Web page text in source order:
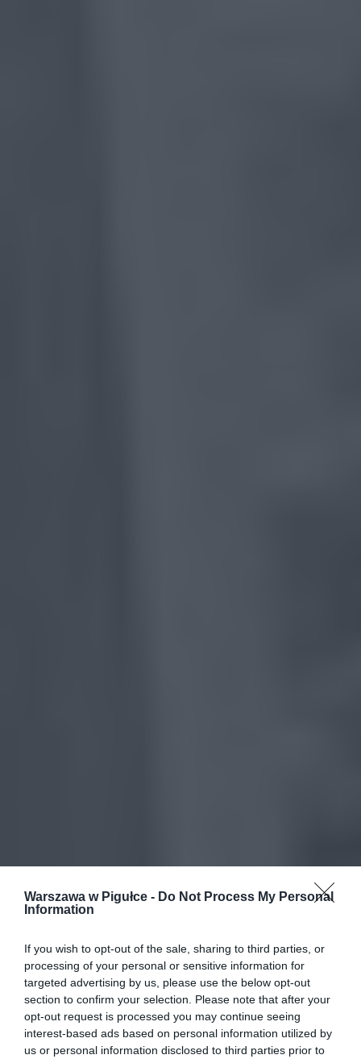
Warszawa w Pigułce - Do Not Process My Personal
Information
If you wish to opt-out of the sale, sharing to third parties, or
processing of your personal or sensitive information for
targeted advertising by us, please use the below opt-out
section to confirm your selection. Please note that after your
opt-out request is processed you may continue seeing
interest-based ads based on personal information utilized by
us or personal information disclosed to third parties prior to